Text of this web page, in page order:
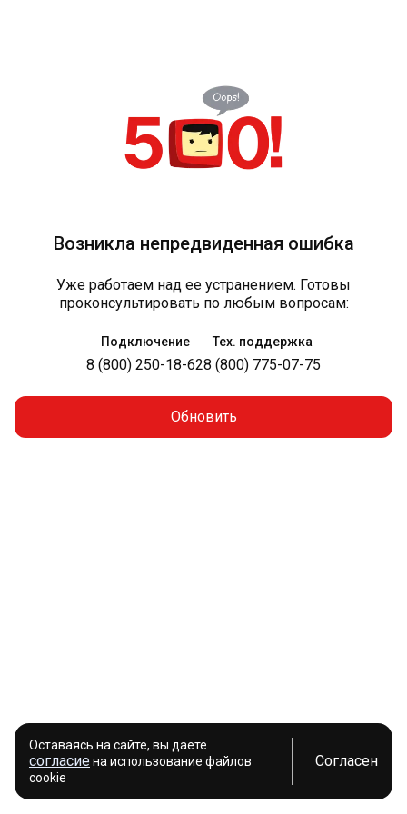
Возникла непредвиденная ошибка
Уже работаем над ее устранением. Готовы
проконсультировать по любым вопросам:
Подключение
8 (800) 250-18-62
Тех. поддержка
8 (800) 775-07-75
Обновить
Оставаясь на сайте, вы даете
согласиена использование файлов
cookie
Согласен